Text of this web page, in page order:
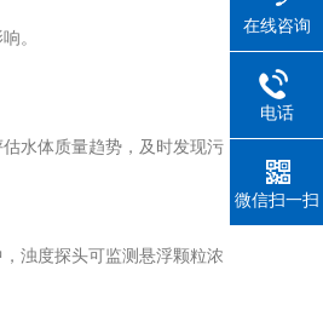
。
水体质量趋势，及时发现污
浊度探头可监测悬浮颗粒浓
在线咨询
电话
微信扫一扫